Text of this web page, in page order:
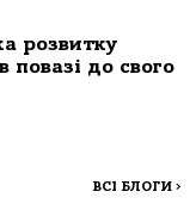
розвитку
повазі до свого
ВСІ БЛОГИ >